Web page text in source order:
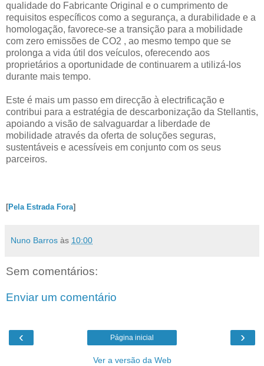
qualidade do Fabricante Original e o cumprimento de
requisitos específicos como a segurança, a durabilidade e a
homologação, favorece-se a transição para a mobilidade
com zero emissões de CO2 , ao mesmo tempo que se
prolonga a vida útil dos veículos, oferecendo aos
proprietários a oportunidade de continuarem a utilizá-los
durante mais tempo.
Este é mais um passo em direcção à electrificação e
contribui para a estratégia de descarbonização da Stellantis,
apoiando a visão de salvaguardar a liberdade de
mobilidade através da oferta de soluções seguras,
sustentáveis e acessíveis em conjunto com os seus
parceiros.
[Pela Estrada Fora]
Nuno Barros às 10:00
Sem comentários:
Enviar um comentário
‹ ›
Página inicial
Ver a versão da Web